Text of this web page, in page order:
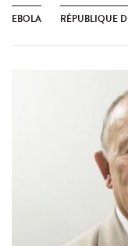
EBOLA RÉPUBLIQUE